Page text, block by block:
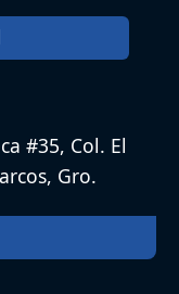
#35, Col. El
Gro.